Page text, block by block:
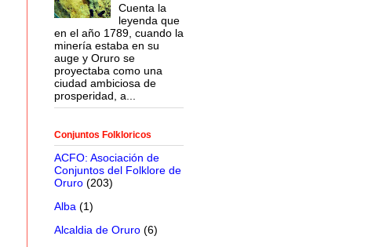
Cuenta la
leyenda que
en el año 1789, cuando la
minería estaba en su
auge y Oruro se
proyectaba como una
ciudad ambiciosa de
prosperidad, a...
Conjuntos Folkloricos
ACFO: Asociación de
Conjuntos del Folklore de
Oruro (203)
Alba (1)
Alcaldia de Oruro (6)